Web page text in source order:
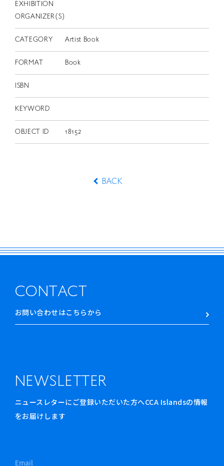
EXHIBITION
ORGANIZER(S)
CATEGORY Artist Book
FORMAT Book
ISBN
KEYWORD
OBJECT ID 18152
BACK
CONTACT
お問い合わせはこちらから
NEWSLETTER
ニュースレターにご登録いただいた方へCCA Islandsの情報
をお届けします